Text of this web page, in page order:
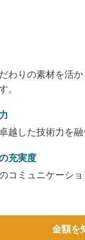
わりの素材を活
。
越した技術力を
充実度
コミュニケーシ
金額を